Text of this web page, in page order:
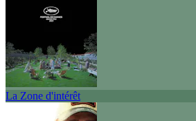
La Zone d'intérêt